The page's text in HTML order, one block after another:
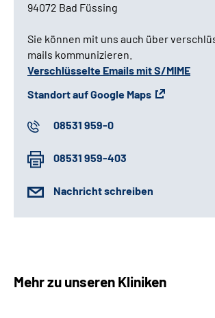
94072 Bad Füssing
Sie können mit uns auch über
mails kommunizieren.
Verschlüsselte Emails mit S/MIME
Standort auf Google Maps
08531 959-0
08531 959-403
Nachricht schreiben
Mehr zu unseren Kliniken